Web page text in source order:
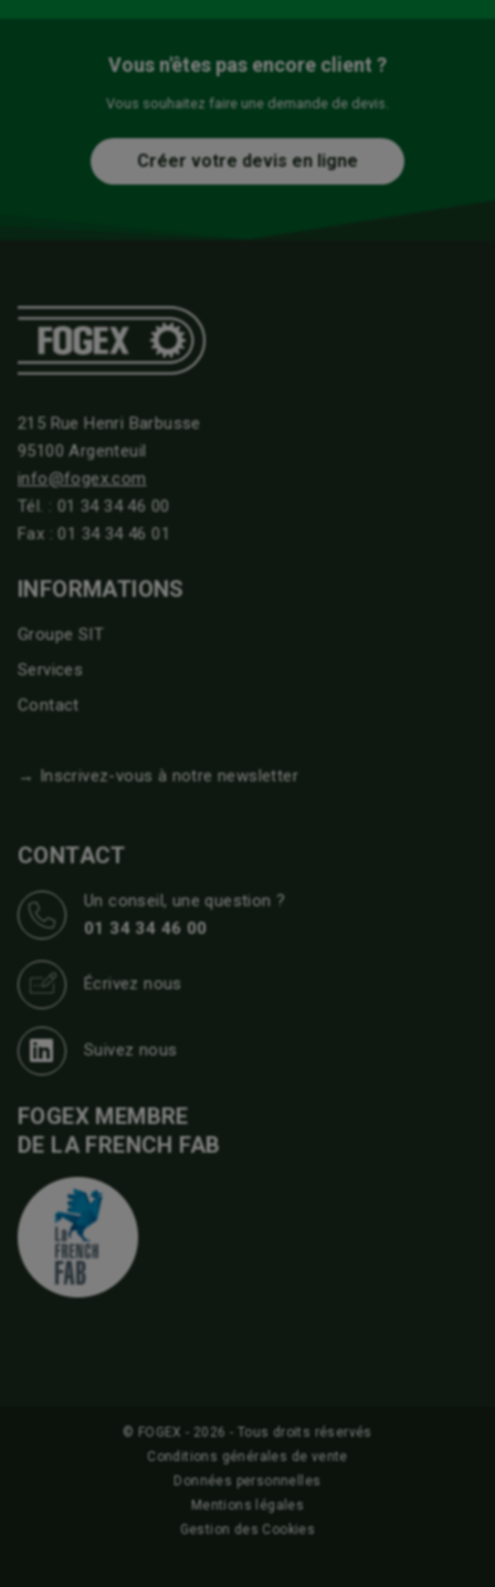
Vous n'êtes pas encore client ?
Vous souhaitez faire une demande de devis.
Créer votre devis en ligne
215 Rue Henri Barbusse
95100 Argenteuil
info@fogex.com
Tél. : 01 34 34 46 00
Fax : 01 34 34 46 01
INFORMATIONS
Groupe SIT
Services
Contact
→ Inscrivez-vous à notre newsletter
CONTACT
Un conseil, une question ?
01 34 34 46 00
Écrivez nous
Suivez nous
FOGEX MEMBRE
DE LA FRENCH FAB
© FOGEX - 2026 - Tous droits réservés
Conditions générales de vente
Données personnelles
Mentions légales
Gestion des Cookies